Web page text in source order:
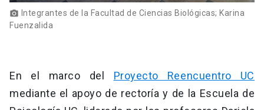
photo_camera Integrantes de la Facultad de Ciencias Biológicas; Karina
Fuenzalida
En el marco del Proyecto Reencuentro UC
mediante el apoyo de rectoría y de la Escuela de